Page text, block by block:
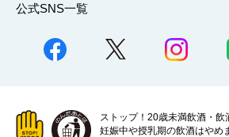
公式SNS一覧
ストップ！20歳未満飲酒・飲
妊娠中や授乳期の飲酒はやめ